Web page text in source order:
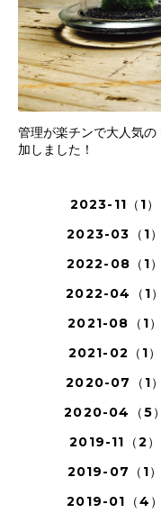
管理が楽チンで大人気
加しました！
2023-11（1）
2023-03（1）
2022-08（1）
2022-04（1）
2021-08（1）
2021-02（1）
2020-07（1）
2020-04（5）
2019-11（2）
2019-07（1）
2019-01（4）